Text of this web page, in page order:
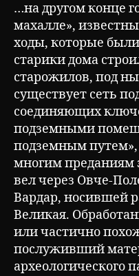
…на другом конце
махалле»,
ходы, которые
старики дома
старожилов, под
существует сеть
соединяющих
подземными
подземным путем»,
многим преданиям
вел через Овче-
Вардар, носившей
Великая.
или частично
послуживший
археологического